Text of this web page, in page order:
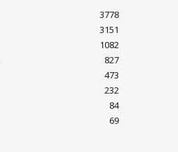
3778
3151
1082
827
473
232
84
69